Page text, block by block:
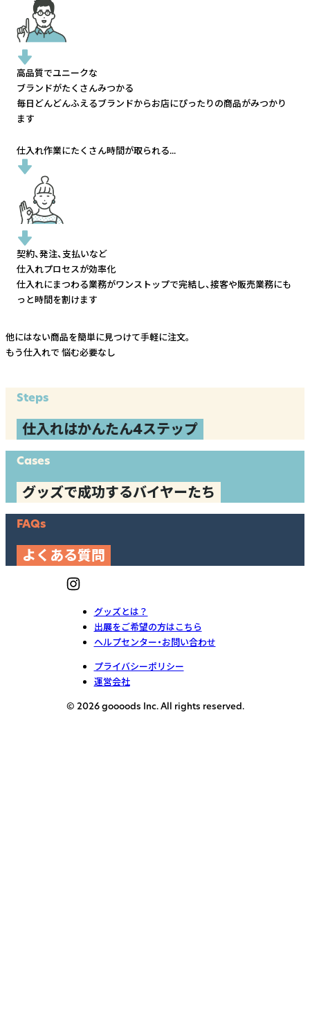
高品質でユニークな
ブランドがたくさんみつかる
毎日どんどんふえるブランドからお店にぴったりの商品がみつかり
ます
仕入れ作業にたくさん時間が取られる...
契約、発注、支払いなど
仕入れプロセスが効率化
仕入れにまつわる業務がワンストップで完結し、接客や販売業務にも
っと時間を割けます
他にはない商品を簡単に見つけて手軽に注文。
もう仕入れで 悩む必要なし
Steps
仕入れはかんたん4ステップ
Cases
グッズで成功するバイヤーたち
FAQs
よくある質問
グッズとは？
出展をご希望の方はこちら
ヘルプセンター・お問い合わせ
プライバシーポリシー
運営会社
© 2026 goooods Inc. All rights reserved.